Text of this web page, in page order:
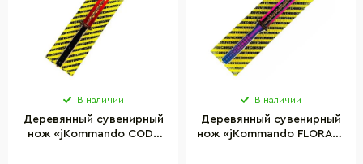
В наличии
Деревянный сувенирный
нож «jKommando CODE
В наличии
Деревянный сувенирный
нож «jKommando FLORAL»